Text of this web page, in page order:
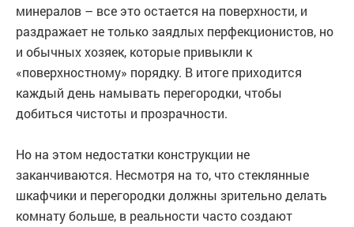
минералов – все это остается на поверхности, и
раздражает не только заядлых перфекционистов, но
и обычных хозяек, которые привыкли к
«поверхностному» порядку. В итоге приходится
каждый день намывать перегородки, чтобы
добиться чистоты и прозрачности.
Но на этом недостатки конструкции не
заканчиваются. Несмотря на то, что стеклянные
шкафчики и перегородки должны зрительно делать
комнату больше, в реальности часто создают